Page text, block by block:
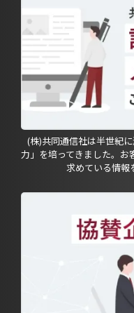
(株)共同通信社は半世紀
力」を培ってきました。お
求めている情報